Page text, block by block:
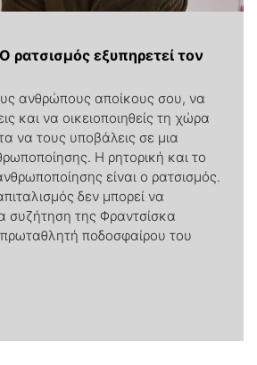
ρατσισμός εξυπηρετεί τον
ανθρώπους αποίκους σου, να
και να οικειοποιηθείς τη χώρα
να τους υποβάλεις σε μια
Η ρητορική και το
είναι ο ρατσισμός.
δεν μπορεί να
συζήτηση της Φραντσίσκα
ποδοσφαίρου του